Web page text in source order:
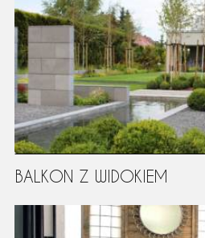
BALKON Z WIDOKIEM